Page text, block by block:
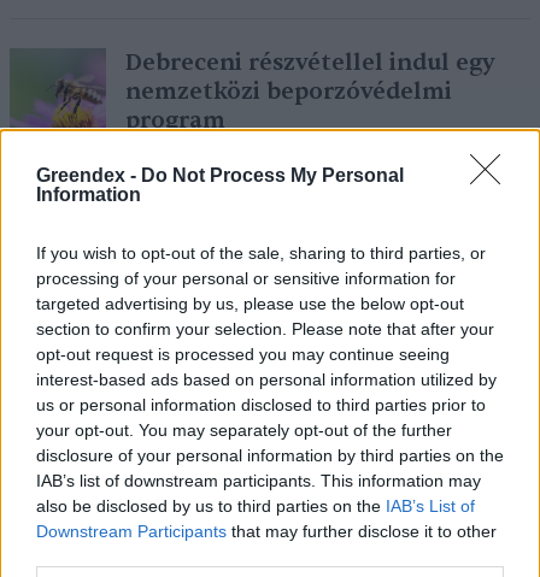
Greendex - Do Not Process My Personal
Information
If you wish to opt-out of the sale, sharing to third parties, or
processing of your personal or sensitive information for
targeted advertising by us, please use the below opt-out
section to confirm your selection. Please note that after your
opt-out request is processed you may continue seeing
interest-based ads based on personal information utilized by
us or personal information disclosed to third parties prior to
your opt-out. You may separately opt-out of the further
disclosure of your personal information by third parties on the
IAB’s list of downstream participants. This information may
also be disclosed by us to third parties on the IAB’s List of
Downstream Participants that may further disclose it to other
Debreceni részvétellel indul egy
nemzetközi beporzóvédelmi
program
várják az állatrajongókat
Debrecenben
Greendex Szemle
Elkészült Debrecen Zöld kódexe
Greendex Szemle